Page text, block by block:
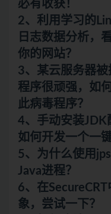
必有收获！
2、利用学习的
日志数据分析，
你的网站？
3、某云服务器
程序很顽强，如
此病毒程序？
4、手动安装JDK
如何开发一个一
5、为什么使用
Java进程？
6、在
象，尝试一下？